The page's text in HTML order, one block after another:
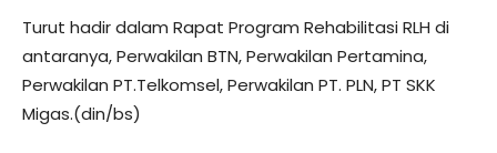
Turut hadir dalam Rapat Program Rehabilitasi RLH di
antaranya, Perwakilan BTN, Perwakilan Pertamina,
Perwakilan PT.Telkomsel, Perwakilan PT. PLN, PT SKK
Migas.(din/bs)